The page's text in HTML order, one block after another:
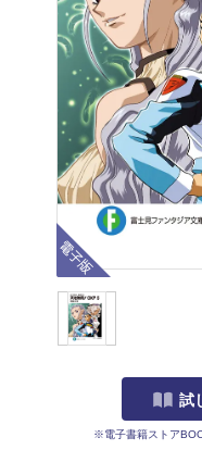
電子版
試
※電子書籍ストア